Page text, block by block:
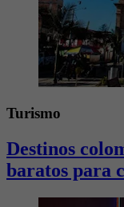
Turismo
Destinos
baratos para